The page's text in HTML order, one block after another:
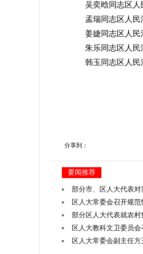
吴奕晗同志区人民
孟瑞同志区人民
姜婕同志区人民
朱乐同志区人民
韩玉同志区人民
分享到：
要闻推荐
部分市、区人大代表
区人大常委会召开规
部分区人大代表就农
区人大教科文卫委员
区人大常委会副主任